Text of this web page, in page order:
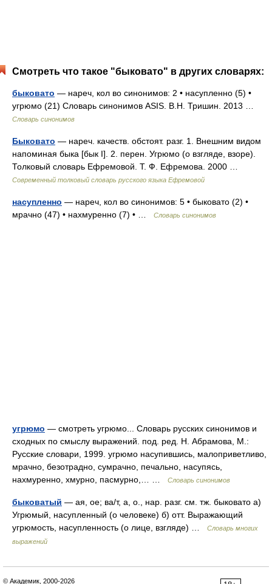
Смотреть что такое "быковато" в других словарях:
быковато — нареч, кол во синонимов: 2 • насупленно (5) •
угрюмо (21) Словарь синонимов ASIS. В.Н. Тришин. 2013 …
Словарь синонимов
Быковато — нареч. качеств. обстоят. разг. 1. Внешним видом
напоминая быка [бык I]. 2. перен. Угрюмо (о взгляде, взоре).
Толковый словарь Ефремовой. Т. Ф. Ефремова. 2000 …
Современный толковый словарь русского языка Ефремовой
насупленно — нареч, кол во синонимов: 5 • быковато (2) •
мрачно (47) • нахмуренно (7) • …
Словарь синонимов
угрюмо — смотреть угрюмо... Словарь русских синонимов и
сходных по смыслу выражений. под. ред. Н. Абрамова, М.:
Русские словари, 1999. угрюмо насупившись, малоприветливо,
мрачно, безотрадно, сумрачно, печально, насупясь,
нахмуренно, хмурно, пасмурно,… …
Словарь синонимов
быковатый — ая, ое; ва/т, а, о., нар. разг. см. тж. быковато а)
Угрюмый, насупленный (о человеке) б) отт. Выражающий
угрюмость, насупленность (о лице, взгляде) …
Словарь многих
выражений
© Академик, 2000-2026